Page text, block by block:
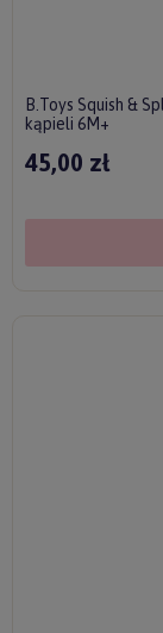
B.Toys Squish &
kąpieli 6M+
45,00 zł